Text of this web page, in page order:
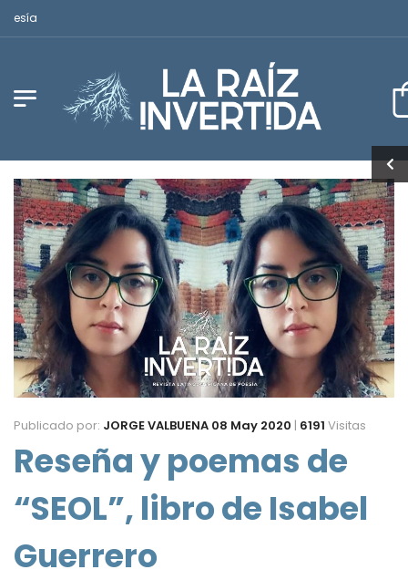
Publicado por: JORGE VALBUENA 08 May 2020 | 6191 Visitas
Reseña y poemas de
“SEOL”, libro de Isabel
Guerrero